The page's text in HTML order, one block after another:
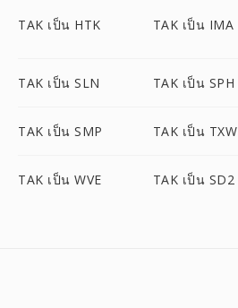
TAK เป็น HTK TAK เป็น IMA
TAK เป็น SLN TAK เป็น SPH
TAK เป็น SMP TAK เป็น TXW
TAK เป็น WVE TAK เป็น SD2